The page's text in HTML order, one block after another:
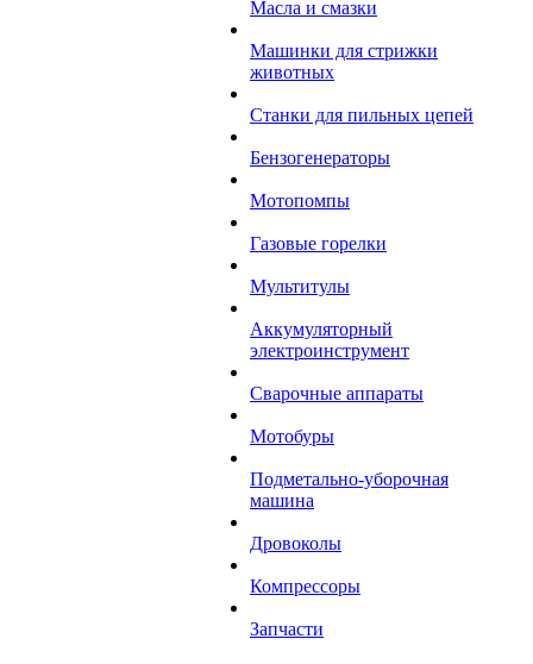
Масла и смазки
Машинки для стрижки
животных
Станки для пильных цепей
Бензогенераторы
Мотопомпы
Газовые горелки
Мультитулы
Аккумуляторный
электроинструмент
Сварочные аппараты
Мотобуры
Подметально-уборочная
машина
Дровоколы
Компрессоры
Запчасти